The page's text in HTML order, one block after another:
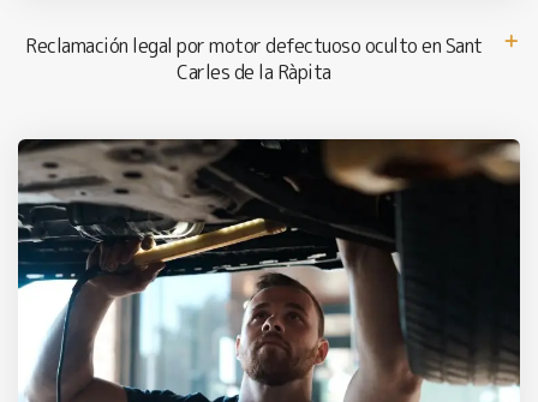
Reclamación legal por motor defectuoso oculto en Sant
Carles de la Ràpita